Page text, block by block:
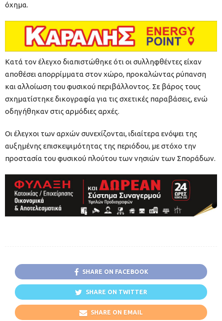
όχημα.
Κατά τον έλεγχο διαπιστώθηκε ότι οι συλληφθέντες είχαν
αποθέσει απορρίμματα στον χώρο, προκαλώντας ρύπανση
και αλλοίωση του φυσικού περιβάλλοντος. Σε βάρος τους
σχηματίστηκε δικογραφία για τις σχετικές παραβάσεις, ενώ
οδηγήθηκαν στις αρμόδιες αρχές.
Οι έλεγχοι των αρχών συνεχίζονται, ιδιαίτερα ενόψει της
αυξημένης επισκεψιμότητας της περιόδου, με στόχο την
προστασία του φυσικού πλούτου των νησιών των Σποράδων.
SHARE ON FACEBOOK
SHARE ON TWITTER
SHARE ON EMAIL